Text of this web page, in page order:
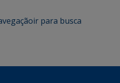
ir para busca